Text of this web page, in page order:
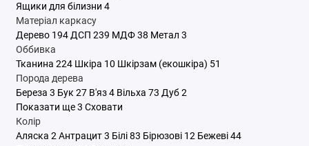
Ящики для білизни 4
Матеріал каркасу
Дерево 194 ДСП 239 МДФ 38 Метал 3
Оббивка
Тканина 224 Шкіра 10 Шкірзам (екошкіра) 51
Порода дерева
Береза 3 Бук 27 В'яз 4 Вільха 73 Дуб 2
Показати ще 3 Сховати
Колір
Аляска 2 Антрацит 3 Білі 83 Бірюзові 12 Бежеві 44